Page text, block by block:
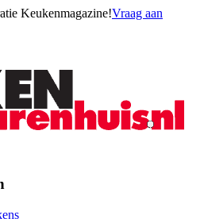
Keukenmagazine!Vraag aan